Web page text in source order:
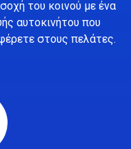
του κοινού με ένα
αυτοκινήτου που
στους πελάτες.